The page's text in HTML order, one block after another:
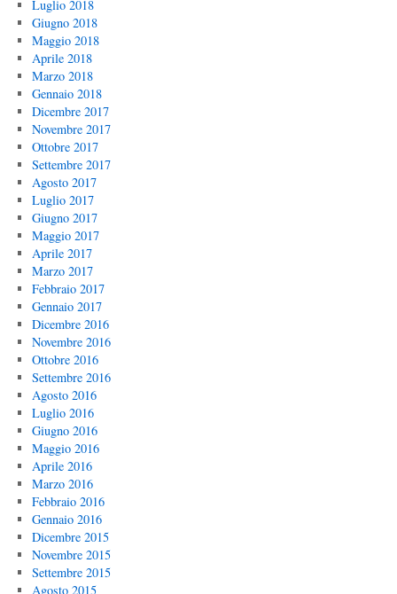
Luglio 2018
Giugno 2018
Maggio 2018
Aprile 2018
Marzo 2018
Gennaio 2018
Dicembre 2017
Novembre 2017
Ottobre 2017
Settembre 2017
Agosto 2017
Luglio 2017
Giugno 2017
Maggio 2017
Aprile 2017
Marzo 2017
Febbraio 2017
Gennaio 2017
Dicembre 2016
Novembre 2016
Ottobre 2016
Settembre 2016
Agosto 2016
Luglio 2016
Giugno 2016
Maggio 2016
Aprile 2016
Marzo 2016
Febbraio 2016
Gennaio 2016
Dicembre 2015
Novembre 2015
Settembre 2015
Agosto 2015